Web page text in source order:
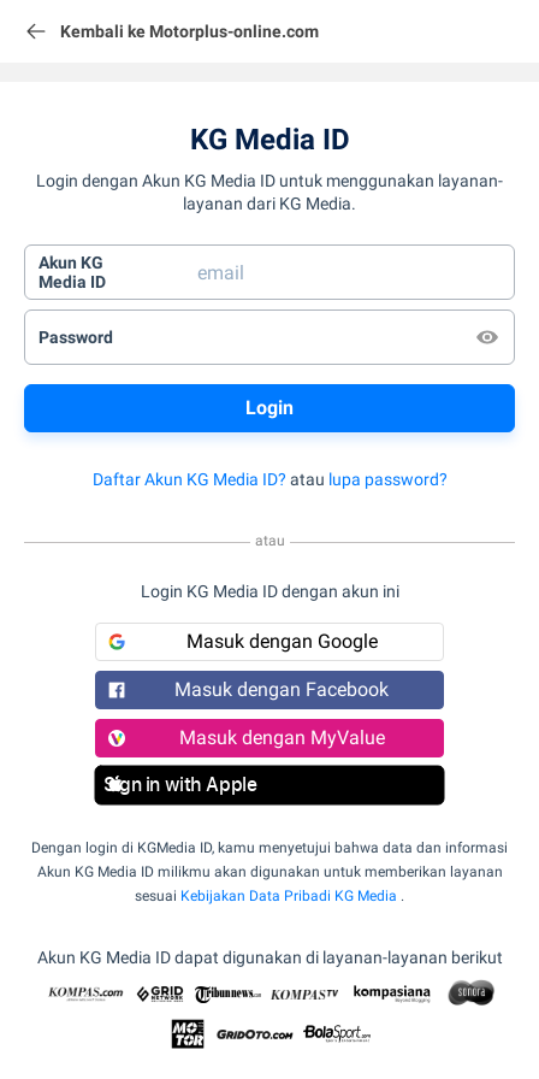
Kembali ke Motorplus-online.com
KG Media ID
Login dengan Akun KG Media ID untuk menggunakan layanan-
layanan dari KG Media.
Akun KG
Media ID
Password
Daftar Akun KG Media ID? atau lupa password?
atau
Login KG Media ID dengan akun ini
Masuk dengan Google
Masuk dengan Facebook
Masuk dengan MyValue
Sign in with Apple
Dengan login di KGMedia ID, kamu menyetujui bahwa data dan informasi
Akun KG Media ID milikmu akan digunakan untuk memberikan layanan
sesuai Kebijakan Data Pribadi KG Media .
Akun KG Media ID dapat digunakan di layanan-layanan berikut